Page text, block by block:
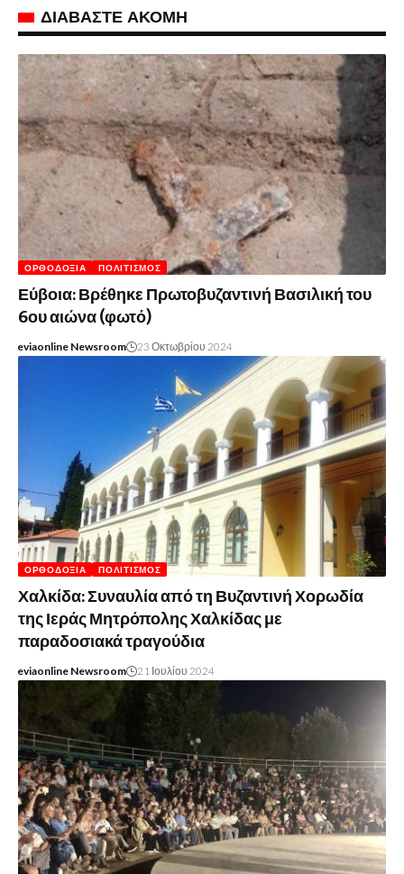
ΔΙΑΒΑΣΤΕ ΑΚΟΜΗ
ΟΡΘΟΔΟΞΊΑ ΠΟΛΙΤΙΣΜΌΣ
Εύβοια: Βρέθηκε Πρωτοβυζαντινή Βασιλική του
6ου αιώνα (φωτό)
eviaonline Newsroom 23 Οκτωβρίου 2024
ΟΡΘΟΔΟΞΊΑ ΠΟΛΙΤΙΣΜΌΣ
Χαλκίδα: Συναυλία από τη Βυζαντινή Χορωδία
της Ιεράς Μητρόπολης Χαλκίδας με
παραδοσιακά τραγούδια
eviaonline Newsroom 21 Ιουλίου 2024